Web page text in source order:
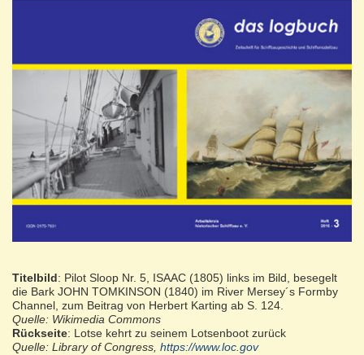
Titelbild: Pilot Sloop Nr. 5, ISAAC (1805) links im Bild, besegelt
die Bark JOHN TOMKINSON (1840) im River Mersey´s Formby
Channel, zum Beitrag von Herbert Karting ab S. 124.
Quelle: Wikimedia Commons
Rückseite: Lotse kehrt zu seinem Lotsenboot zurück
Quelle: Library of Congress, https://www.loc.gov